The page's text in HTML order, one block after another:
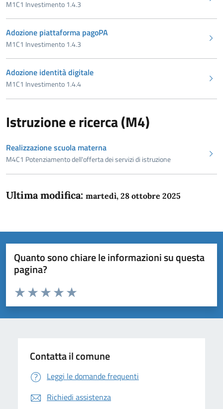
M1C1 Investimento 1.4.3
Adozione piattaforma pagoPA
M1C1 Investimento 1.4.3
Adozione identità digitale
M1C1 Investimento 1.4.4
Istruzione e ricerca (M4)
Realizzazione scuola materna
M4C1 Potenziamento dell'offerta dei servizi di istruzione
Ultima modifica: martedì, 28 ottobre 2025
Quanto sono chiare le informazioni su questa
pagina?
Domanda
Valuta da 1 a 5 stelle la pagina
Valuta 5 stelle su 5
Valuta 4 stelle su 5
Valuta 3 stelle su 5
Valuta 2 stelle su 5
Valuta 1 stelle su 5
Contatta il comune
Leggi le domande frequenti
Richiedi assistenza